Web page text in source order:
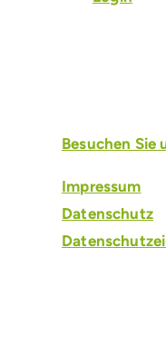
Besuchen Sie
Impressum
Datenschutz